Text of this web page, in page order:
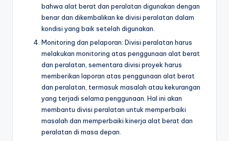
bahwa alat berat dan peralatan digunakan dengan
benar dan dikembalikan ke divisi peralatan dalam
kondisi yang baik setelah digunakan.
Monitoring dan pelaporan: Divisi peralatan harus
melakukan monitoring atas penggunaan alat berat
dan peralatan, sementara divisi proyek harus
memberikan laporan atas penggunaan alat berat
dan peralatan, termasuk masalah atau kekurangan
yang terjadi selama penggunaan. Hal ini akan
membantu divisi peralatan untuk memperbaiki
masalah dan memperbaiki kinerja alat berat dan
peralatan di masa depan.